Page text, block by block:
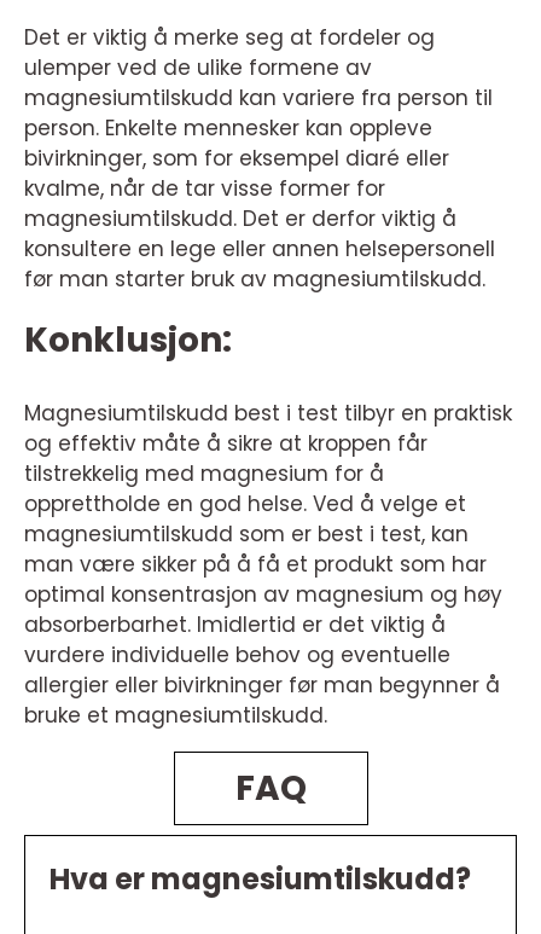
Det er viktig å merke seg at fordeler og
ulemper ved de ulike formene av
magnesiumtilskudd kan variere fra person til
person. Enkelte mennesker kan oppleve
bivirkninger, som for eksempel diaré eller
kvalme, når de tar visse former for
magnesiumtilskudd. Det er derfor viktig å
konsultere en lege eller annen helsepersonell
før man starter bruk av magnesiumtilskudd.
Konklusjon:
Magnesiumtilskudd best i test tilbyr en praktisk
og effektiv måte å sikre at kroppen får
tilstrekkelig med magnesium for å
opprettholde en god helse. Ved å velge et
magnesiumtilskudd som er best i test, kan
man være sikker på å få et produkt som har
optimal konsentrasjon av magnesium og høy
absorberbarhet. Imidlertid er det viktig å
vurdere individuelle behov og eventuelle
allergier eller bivirkninger før man begynner å
bruke et magnesiumtilskudd.
FAQ
Hva er magnesiumtilskudd?